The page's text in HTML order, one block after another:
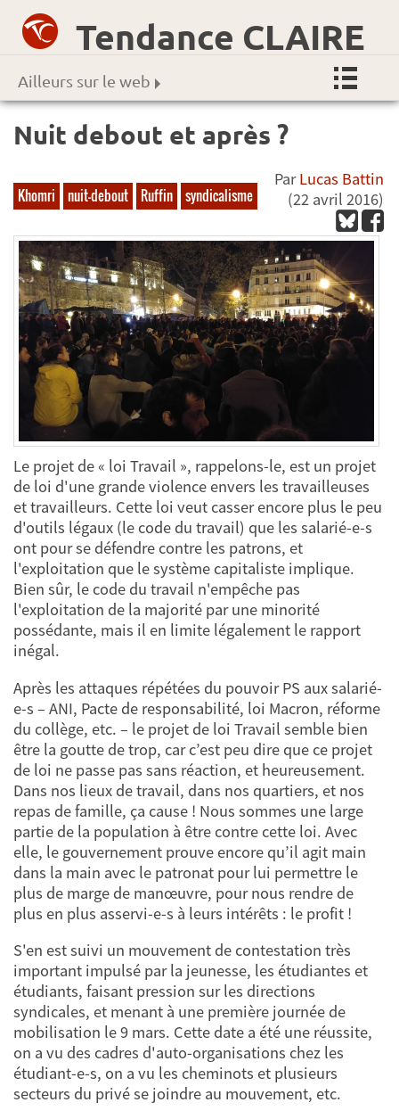
Tendance CLAIRE
Ailleurs sur le web
Nuit debout et après ?
Khomri nuit-debout Ruffin syndicalisme
ParLucas Battin
(22 avril 2016)
Le projet de « loi Travail », rappelons-le, est un projet
de loi d'une grande violence envers les travailleuses
et travailleurs. Cette loi veut casser encore plus le peu
d'outils légaux (le code du travail) que les salarié-e-s
ont pour se défendre contre les patrons, et
l'exploitation que le système capitaliste implique.
Bien sûr, le code du travail n'empêche pas
l'exploitation de la majorité par une minorité
possédante, mais il en limite légalement le rapport
inégal.
Après les attaques répétées du pouvoir PS aux salarié-
e-s – ANI, Pacte de responsabilité, loi Macron, réforme
du collège, etc. – le projet de loi Travail semble bien
être la goutte de trop, car c’est peu dire que ce projet
de loi ne passe pas sans réaction, et heureusement.
Dans nos lieux de travail, dans nos quartiers, et nos
repas de famille, ça cause ! Nous sommes une large
partie de la population à être contre cette loi. Avec
elle, le gouvernement prouve encore qu’il agit main
dans la main avec le patronat pour lui permettre le
plus de marge de manœuvre, pour nous rendre de
plus en plus asservi-e-s à leurs intérêts : le profit !
S'en est suivi un mouvement de contestation très
important impulsé par la jeunesse, les étudiantes et
étudiants, faisant pression sur les directions
syndicales, et menant à une première journée de
mobilisation le 9 mars. Cette date a été une réussite,
on a vu des cadres d'auto-organisations chez les
étudiant-e-s, on a vu les cheminots et plusieurs
secteurs du privé se joindre au mouvement, etc.